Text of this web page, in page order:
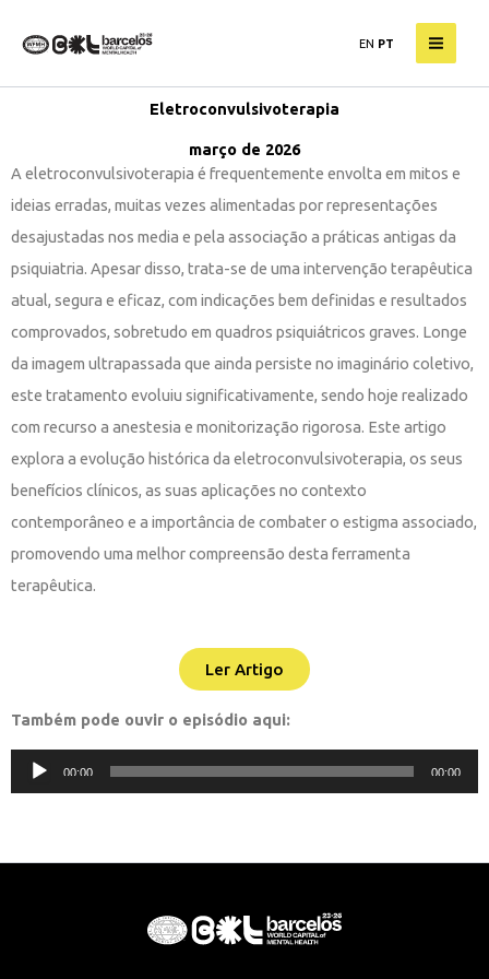
EN PT
Eletroconvulsivoterapia
março de 2026
A eletroconvulsivoterapia é frequentemente envolta em mitos e
ideias erradas, muitas vezes alimentadas por representações
desajustadas nos media e pela associação a práticas antigas da
psiquiatria. Apesar disso, trata-se de uma intervenção terapêutica
atual, segura e eficaz, com indicações bem definidas e resultados
comprovados, sobretudo em quadros psiquiátricos graves. Longe
da imagem ultrapassada que ainda persiste no imaginário coletivo,
este tratamento evoluiu significativamente, sendo hoje realizado
com recurso a anestesia e monitorização rigorosa. Este artigo
explora a evolução histórica da eletroconvulsivoterapia, os seus
benefícios clínicos, as suas aplicações no contexto
contemporâneo e a importância de combater o estigma associado,
promovendo uma melhor compreensão desta ferramenta
terapêutica.
Ler Artigo
Também pode ouvir o episódio aqui:
Reprodutor
de
00:00 00:00